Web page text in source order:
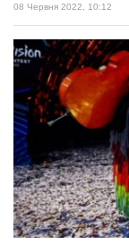
08 Червня 2022, 10:12